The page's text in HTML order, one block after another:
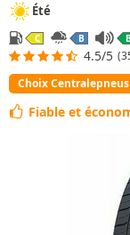
Été
C B
4.5/5
Choix Centralepneus
Fiable et